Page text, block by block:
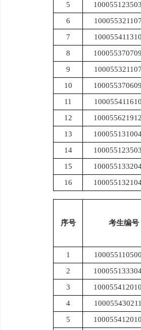
5
6
7
8
9
10
11
12
13
14
15
16
序号 考生编号
1
2
3
4
5